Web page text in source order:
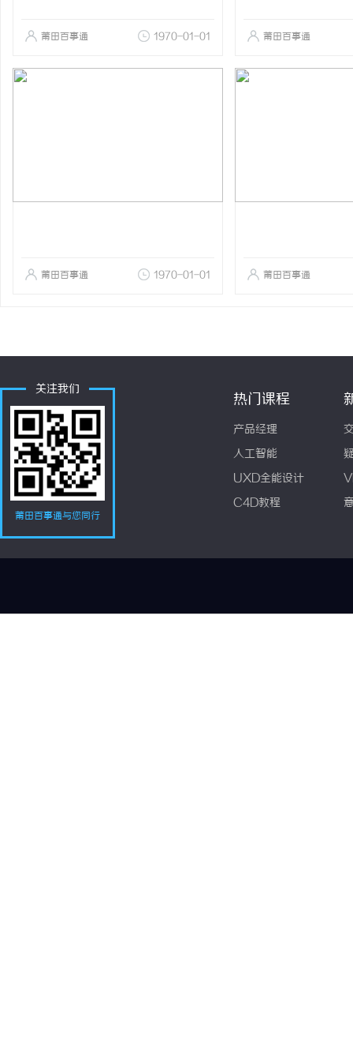
莆田百事通 1970-01-01 莆田百事通
莆田百事通 1970-01-01 莆田百事通
关注我们
莆田百事通与您同行
热门课程
产品经理
人工智能
UXD全能设计
C4D教程